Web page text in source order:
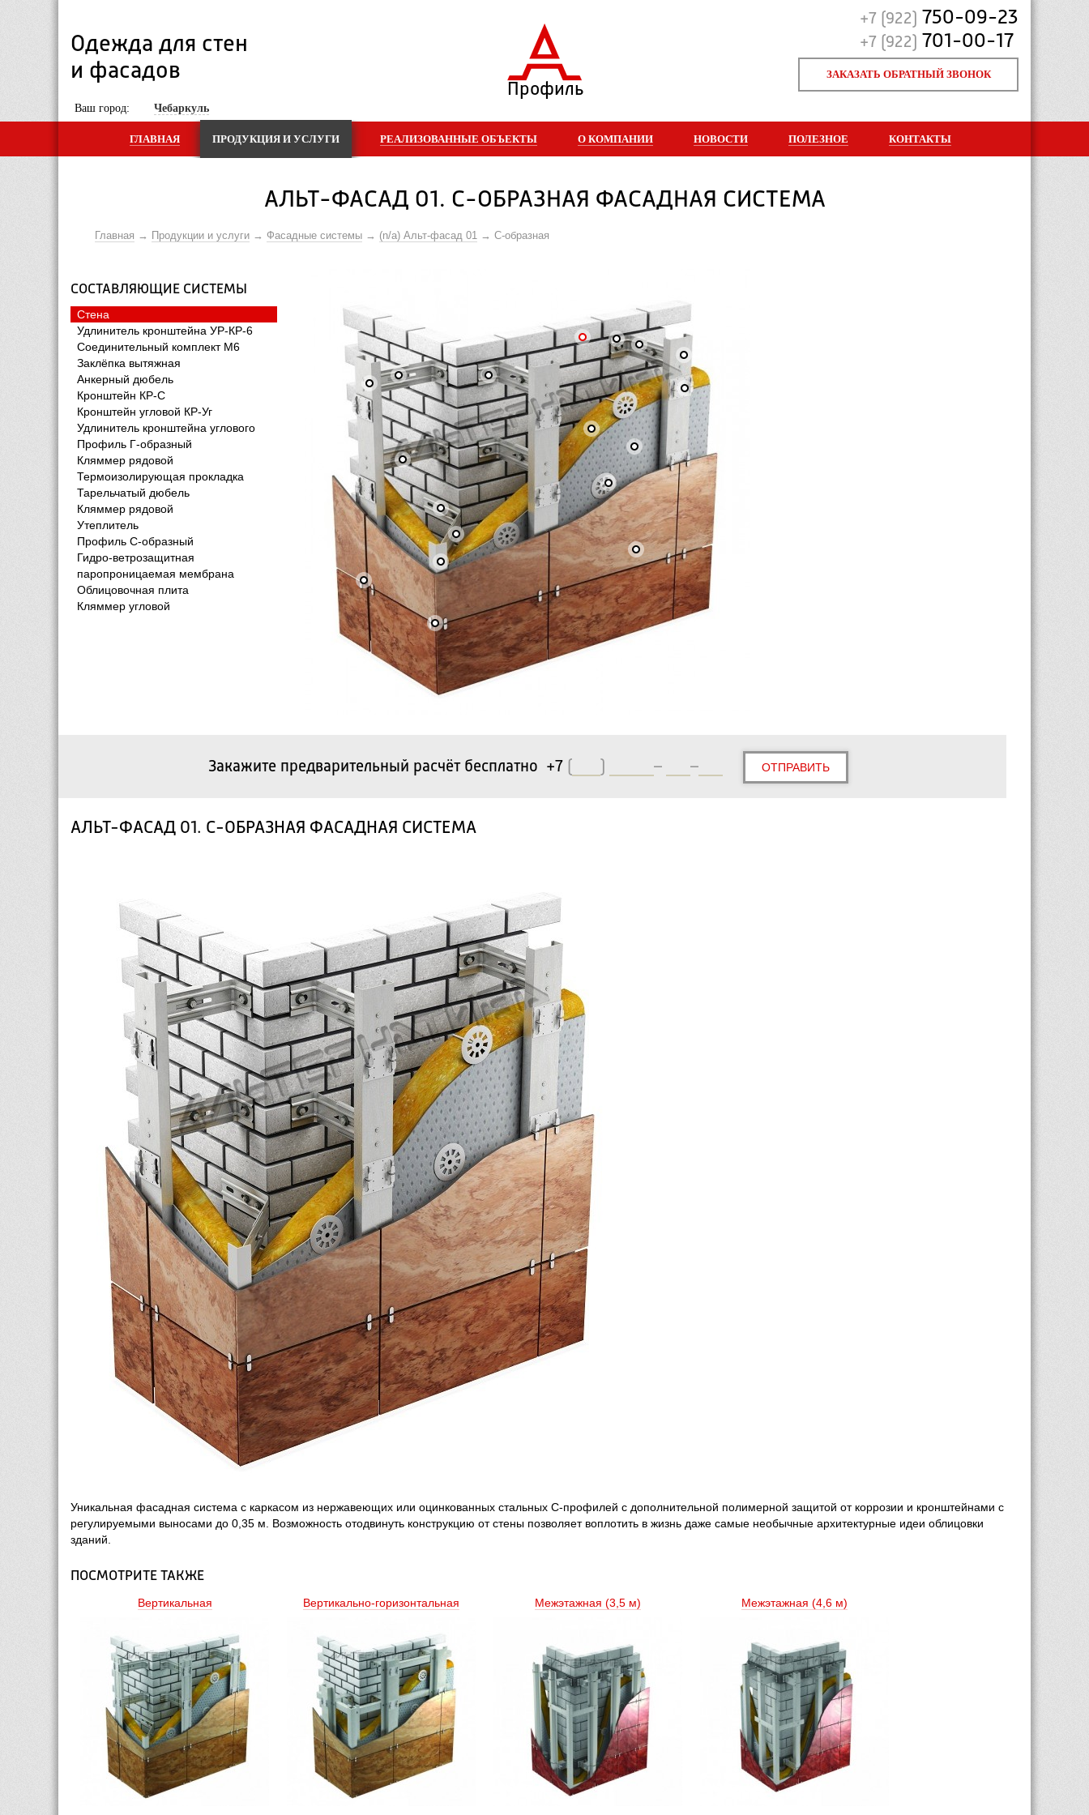
Одежда для стен
и фасадов
Профиль
+7 (922) 750-09-23
+7 (922) 701-00-17
ЗАКАЗАТЬ ОБРАТНЫЙ ЗВОНОК
Ваш город: Чебаркуль
ГЛАВНАЯ ПРОДУКЦИЯ И УСЛУГИ РЕАЛИЗОВАННЫЕ ОБЪЕКТЫ О КОМПАНИИ НОВОСТИ ПОЛЕЗНОЕ КОНТАКТЫ
АЛЬТ-ФАСАД 01. С-ОБРАЗНАЯ ФАСАДНАЯ СИСТЕМА
Главная Продукции и услуги Фасадные системы (n/a) Альт-фасад 01 С-образная
СОСТАВЛЯЮЩИЕ СИСТЕМЫ
Стена
Удлинитель кронштейна УР-КР-6
Соединительный комплект М6
Заклёпка вытяжная
Анкерный дюбель
Кронштейн КР-С
Кронштейн угловой КР-Уг
Удлинитель кронштейна углового
Профиль Г-образный
Кляммер рядовой
Термоизолирующая прокладка
Тарельчатый дюбель
Кляммер рядовой
Утеплитель
Профиль С-образный
Гидро-ветрозащитная
паропроницаемая мембрана
Облицовочная плита
Кляммер угловой
Закажите предварительный расчёт бесплатно +7 – –
АЛЬТ-ФАСАД 01. С-ОБРАЗНАЯ ФАСАДНАЯ СИСТЕМА
Уникальная фасадная система с каркасом из нержавеющих или оцинкованных стальных С-профилей с дополнительной полимерной защитой от коррозии и кронштейнами с
регулируемыми выносами до 0,35 м. Возможность отодвинуть конструкцию от стены позволяет воплотить в жизнь даже самые необычные архитектурные идеи облицовки
зданий.
ПОСМОТРИТЕ ТАКЖЕ
Вертикальная Вертикально-горизонтальная Межэтажная (3,5 м) Межэтажная (4,6 м)